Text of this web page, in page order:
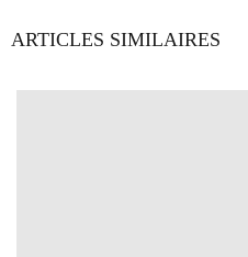
ARTICLES SIMILAIRES